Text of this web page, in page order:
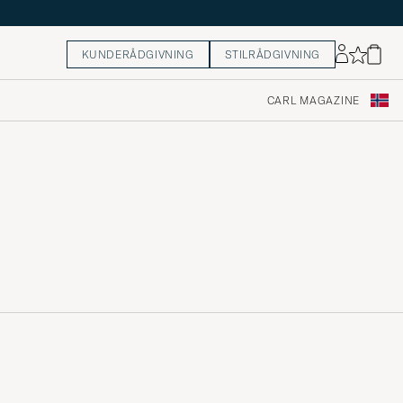
KUNDERÅDGIVNING STILRÅDGIVNING
CARL MAGAZINE